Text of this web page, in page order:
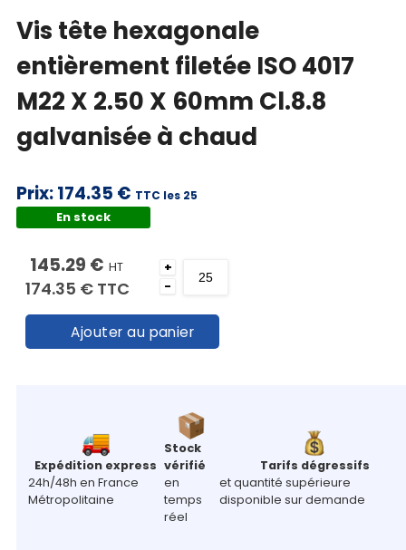
Vis tête hexagonale
entièrement filetée ISO 4017
M22 X 2.50 X 60mm Cl.8.8
galvanisée à chaud
Prix:174.35 € TTC les 25
En stock
145.29 € HT
174.35 € TTC
+
-
Ajouter au panier
Expédition express
24h/48h en France
Métropolitaine
Stock
vérifié
en
temps
réel
Tarifs dégressifs
et quantité supérieure
disponible sur demande